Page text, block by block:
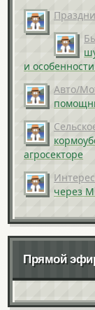
и
Авто/
агросекторе
через
Прямой